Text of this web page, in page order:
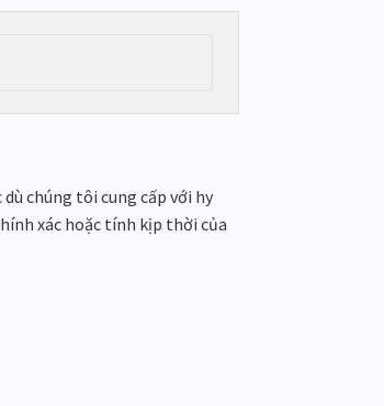
chúng tôi cung cấp với hy
xác hoặc tính kịp thời của